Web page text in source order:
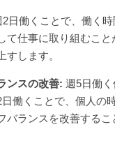
2日働くことで、働く
て仕事に取り組むこと
すします。
ンスの改善:週5日働
働くことで、個人の
バランスを改善するこ